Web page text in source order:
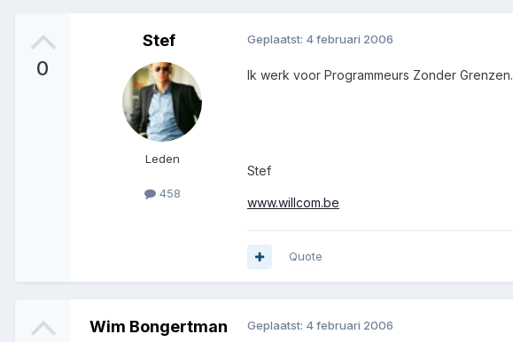
0
Stef
Leden
458
Geplaatst: 4 februari 2006
Ik werk voor Programmeurs Zonder Grenzen.
Stef
www.willcom.be
Quote
Wim Bongertman Geplaatst: 4 februari 2006